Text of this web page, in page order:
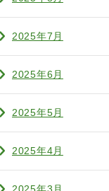
2025年7月
2025年6月
2025年5月
2025年4月